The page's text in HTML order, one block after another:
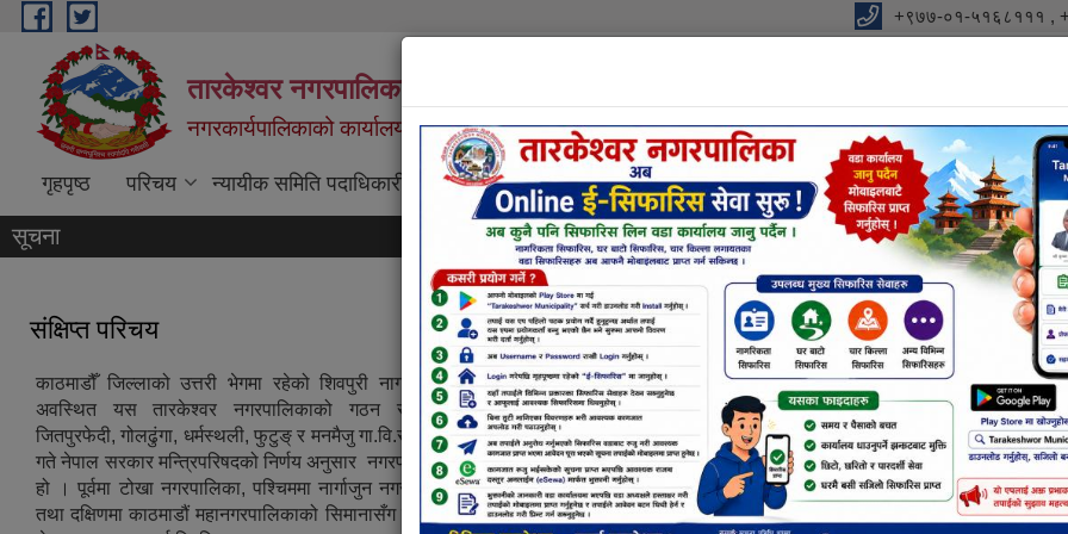
Skip to main content +९७७-०१-५१६८१११ ,
तारकेश्वर नगरपालिका
नगरकार्यपालिकाको कार्यालय
गृहपृष्ठ परिचय न्यायीक समिति पदाधिकारी प्रतिवेदन विधुतीय शुसासन सेवा शाखा सूचना तथा जानकारी
सूचना नक्सा सम्बन्धि छलफलमा सहभागी हुने बारे (सम्पूर्ण नक्सा
तारकेश्वर नगरपालिका प्रशासकीय भवन
तारकेश्वर नगरपालिका
संक्षिप्त परिचय
काठमाडौँ जिल्लाको उत्तरी भेगमा रहेको शिवपुरी नागार्जुन राष्ट्रिय निकुन्जको काखमा
अवस्थित यस तारकेश्वर नगरपालिकाको गठन साबिकका साङ्ला, काभ्रेस्थली,
जितपुरफेदी, गोलढुंगा, धर्मस्थली, फुटुङ् र मनमैजु गा.वि.स. गाभिएर २०७१ साल मङ्सिर १६
गते नेपाल सरकार मन्त्रिपरिषदको निर्णय अनुसार नगरपालिकाको रुपमा कार्य आरम्भ भएको
हो । पूर्वमा टोखा नगरपालिका, पश्चिममा नार्गाजुन नगरपालिका, उत्तरमा नुवाकोट जिल्ला
तथा दक्षिणमा काठमाडौं महानगरपालिकाको सिमानासँग जोडिएको यस नगरपालिकाको कुल
सूचना तथा समाचार
नक्सा सम्बन्धि छलफलमा सहभागी हुने बारे (सम्पूर्ण
डिजाईन सम्बन्धि कन्सल्टेन्सी)
राष्ट्रिय कृषि आधुनिकिकरण कार्यक्रमकाे